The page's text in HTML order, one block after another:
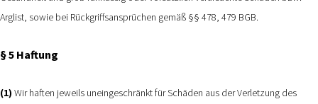
Arglist, sowie bei Rückgriffsansprüchen gemäß §§ 478, 479 BGB.
§ 5 Haftung
(1) Wir haften jeweils uneingeschränkt für Schäden aus der Verletzung des